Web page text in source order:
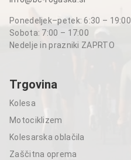
Ponedeljek–petek: 6:30 – 19:00
Sobota: 7:00 – 17:00
Nedelje in prazniki ZAPRTO
Trgovina
Kolesa
Motociklizem
Kolesarska oblačila
Zaščitna oprema